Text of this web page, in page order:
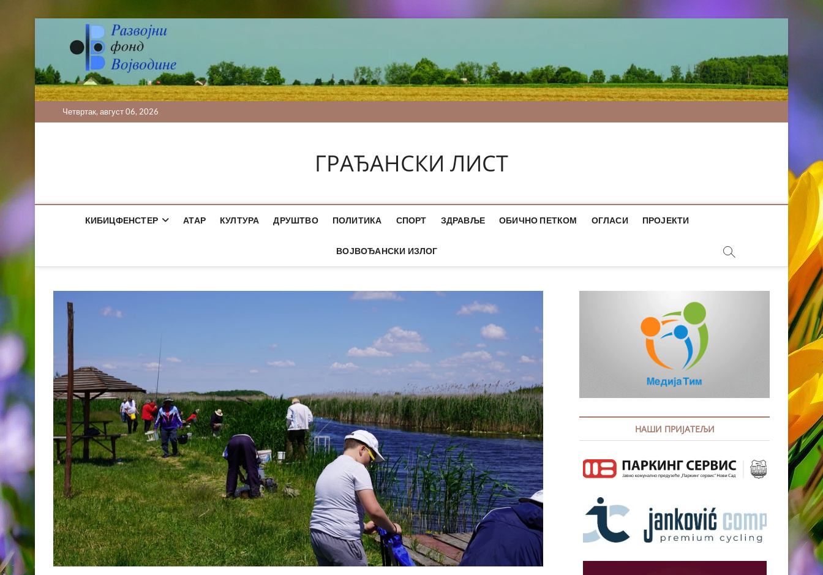
Четвртак, август 06, 2026
ГРАЂАНСКИ ЛИСТ
КИБИЦФЕНСТЕР АТАР КУЛТУРА ДРУШТВО ПОЛИТИКА СПОРТ ЗДРАВЉЕ ОБИЧНО ПЕТКОМ ОГЛАСИ ПРОЈЕКТИ
ВОЈВОЂАНСКИ ИЗЛОГ
НАШИ ПРИЈАТЕЉИ